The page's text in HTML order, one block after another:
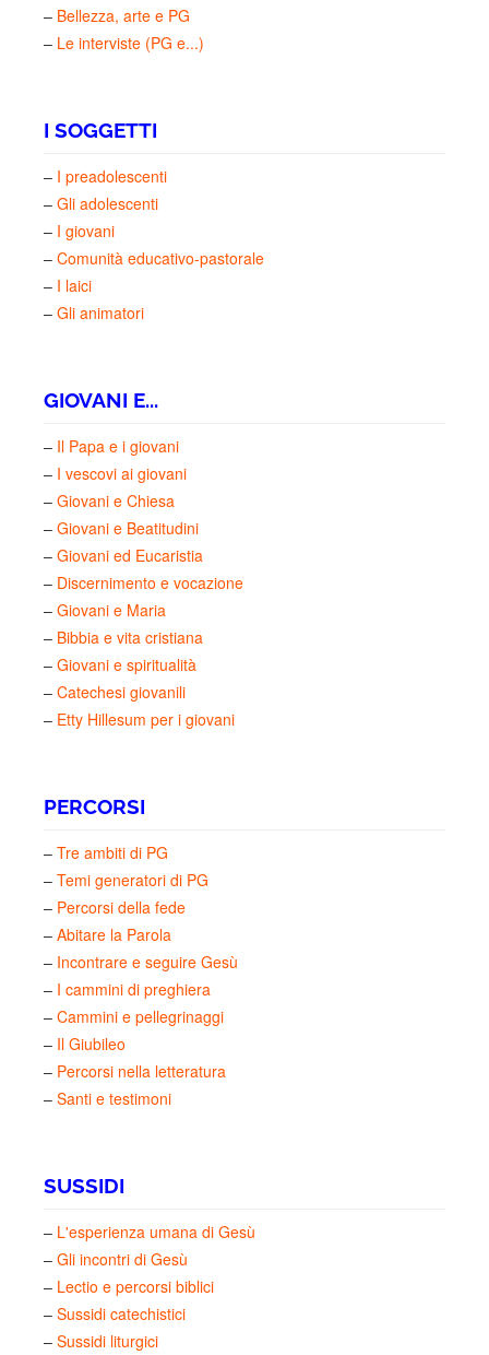
– Bellezza, arte e PG
– Le interviste (PG e...)
I SOGGETTI
– I preadolescenti
– Gli adolescenti
– I giovani
– Comunità educativo-pastorale
– I laici
– Gli animatori
GIOVANI E...
– Il Papa e i giovani
– I vescovi ai giovani
– Giovani e Chiesa
– Giovani e Beatitudini
– Giovani ed Eucaristia
– Discernimento e vocazione
– Giovani e Maria
– Bibbia e vita cristiana
– Giovani e spiritualità
– Catechesi giovanili
– Etty Hillesum per i giovani
PERCORSI
– Tre ambiti di PG
– Temi generatori di PG
– Percorsi della fede
– Abitare la Parola
– Incontrare e seguire Gesù
– I cammini di preghiera
– Cammini e pellegrinaggi
– Il Giubileo
– Percorsi nella letteratura
– Santi e testimoni
SUSSIDI
– L'esperienza umana di Gesù
– Gli incontri di Gesù
– Lectio e percorsi biblici
– Sussidi catechistici
– Sussidi liturgici